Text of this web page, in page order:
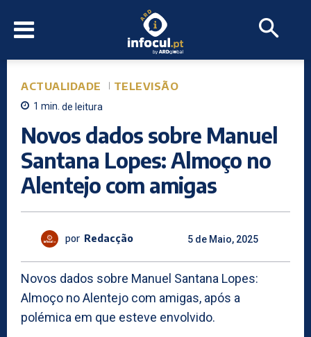
ACTUALIDADE TELEVISÃO
1 min. de leitura
Novos dados sobre Manuel
Santana Lopes: Almoço no
Alentejo com amigas
por Redacção 5 de Maio, 2025
Novos dados sobre Manuel Santana Lopes:
Almoço no Alentejo com amigas, após a
polémica em que esteve envolvido.